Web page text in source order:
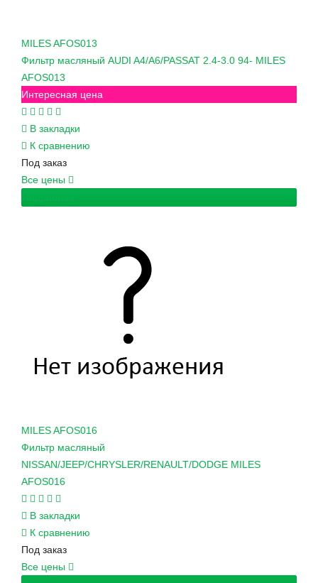
MILESAFOS013
Фильтр масляный AUDI A4/A6/PASSAT 2.4-3.0 94- MILES
AFOS013
Интересная цена
В закладки
К сравнению
Под заказ
Все цены
MILESAFOS016
Фильтр масляный
NISSAN/JEEP/CHRYSLER/RENAULT/DODGE MILES
AFOS016
В закладки
К сравнению
Под заказ
Все цены